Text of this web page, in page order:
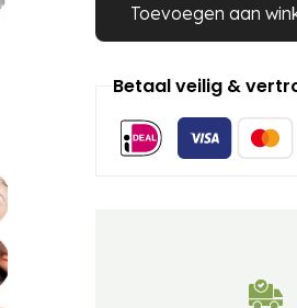
Toevoegen aan
Betaal veilig &